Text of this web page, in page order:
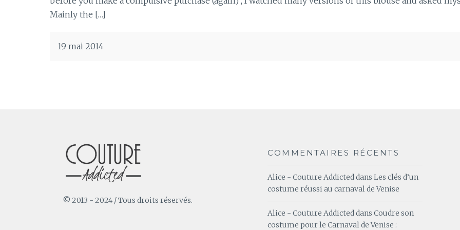
Mainly the […]
19 mai 2014
© 2013 - 2024 / Tous droits réservés.
COMMENTAIRES RÉCENTS
Alice - Couture Addicteddans Les clés d’un
costume réussi au carnaval de Venise
Alice - Couture Addicteddans Coudre son
costume pour le Carnaval de Venise :